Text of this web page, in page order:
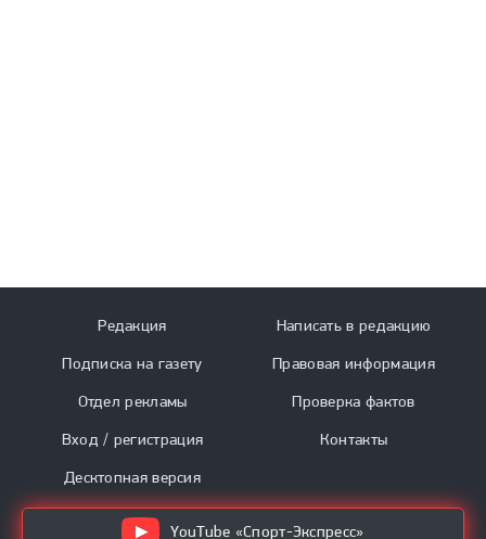
Редакция
Подписка на газету
Отдел рекламы
Вход / регистрация
Десктопная версия
Написать в редакцию
Правовая информация
Проверка фактов
Контакты
YouTube «Спорт-Экспресс»